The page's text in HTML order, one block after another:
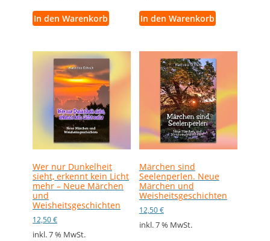
In den Warenkorb In den Warenkorb
Wer nur Dunkelheit
sieht, erkennt kein Licht
mehr – Neue Märchen
und
Weisheitsgeschichten
12,50€
inkl. 7 % MwSt.
Märchen sind
Seelenperlen. Neue
Märchen und
Weisheitsgeschichten
12,50€
inkl. 7 % MwSt.